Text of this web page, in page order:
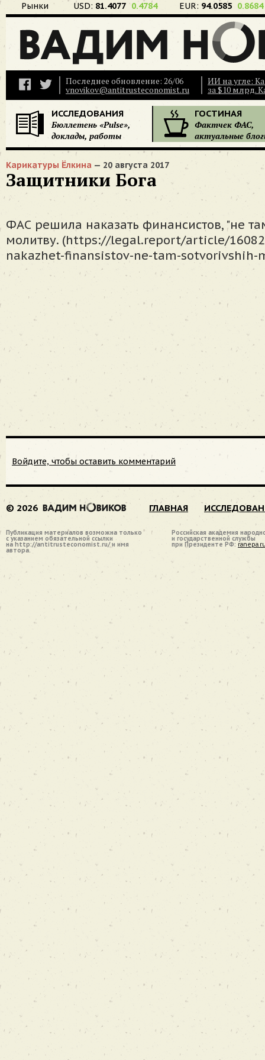
Рынки USD: 81.4077 0.4784 EUR: 94.0585 0.8684
Последнее обновление: 26/06
vnovikov@antitrusteconomist.ru
ИИ на угле:
за $10 млрд.
ИССЛЕДОВАНИЯ
Бюллетень «Pulse»,
доклады, работы
ГОСТИНАЯ
Фактчек ФАС,
актуальные
Карикатуры Ёлкина — 20 августа 2017
Защитники Бога
ФАС решила наказать финансистов, "не
молитву. (https://legal.report/article/
nakazhet-finansistov-ne-tam-sotvorivshih-
Войдите, чтобы оставить комментарий
© 2026 ГЛАВНАЯ
Публикация материалов возможна только
с указанием обязательной ссылки
на http://antitrusteconomist.ru/ и имя
автора.
Российская академия
и государственной службы
при Президенте РФ: